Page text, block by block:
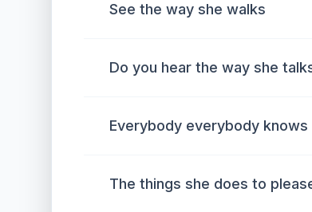
See the way she walks
Do you hear the way she
Everybody everybody knows
The things she does to